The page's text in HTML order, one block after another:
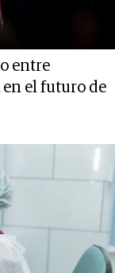
entre
el futuro de